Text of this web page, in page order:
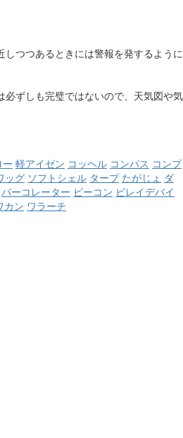
つつあるときには警報を発するように
ずしも完璧ではないので、天気図や気
軽アイゼン コッヘル コンパス コンプ
ッグ ソフトシェル タープ たがじょ ダ
パーコレーター ビーコン ビレイデバイ
カン ワラーチ